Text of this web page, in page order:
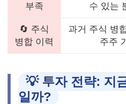
부족
수 있는
🔄 주식
병합 이력
과거 주식 병
주주
💡 투자 전략: 지
일까?